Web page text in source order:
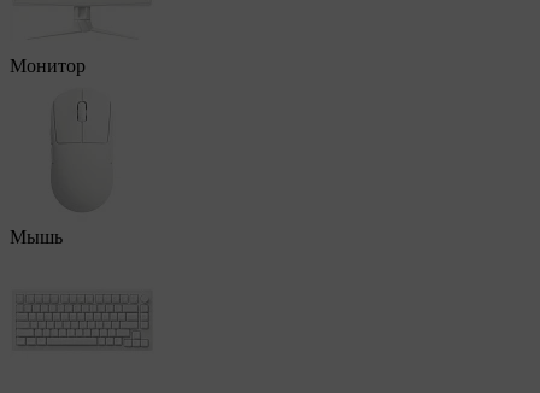
Монитор
Мышь